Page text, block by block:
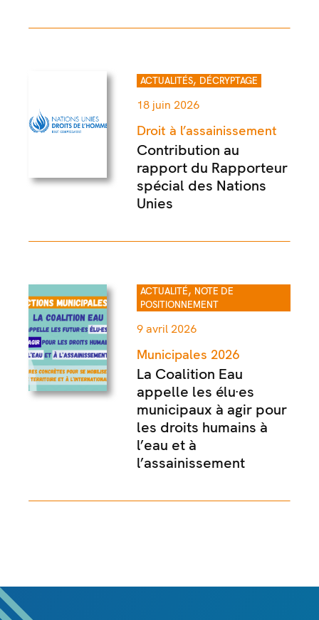
ACTUALITÉS, DÉCRYPTAGE
18 juin 2026
Droit à l’assainissement
Contribution au
rapport du Rapporteur
spécial des Nations
Unies
ACTUALITÉ, NOTE DE
POSITIONNEMENT
9 avril 2026
Municipales 2026
La Coalition Eau
appelle les élu·es
municipaux à agir pour
les droits humains à
l’eau et à
l’assainissement